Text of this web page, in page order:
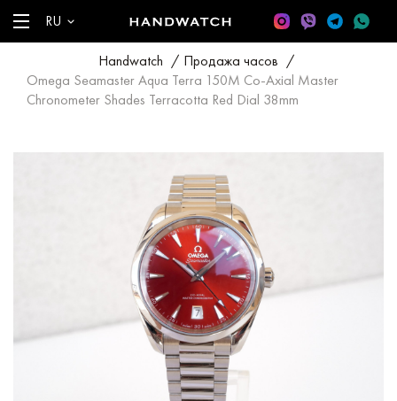
RU
Handwatch / Продажа часов /
Omega Seamaster Aqua Terra 150M Co-Axial Master
Chronometer Shades Terracotta Red Dial 38mm